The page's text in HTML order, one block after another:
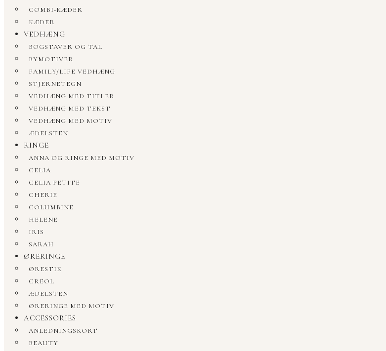
COMBI-KÆDER
KÆDER
VEDHÆNG
BOGSTAVER OG TAL
BYMOTIVER
FAMILY/LIFE VEDHÆNG
STJERNETEGN
VEDHÆNG MED TITLER
VEDHÆNG MED TEKST
VEDHÆNG MED MOTIV
ÆDELSTEN
RINGE
ANNA OG RINGE MED MOTIV
CELIA
CELIA PETITE
CHERIE
COLUMBINE
HELENE
IRIS
SARAH
ØRERINGE
ØRESTIK
CREOL
ÆDELSTEN
ØRERINGE MED MOTIV
ACCESSORIES
ANLEDNINGSKORT
BEAUTY